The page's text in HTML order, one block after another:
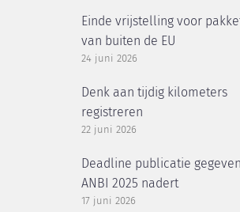
Einde vrijstelling voor
van buiten de EU
24 juni 2026
Denk aan tijdig kilometers
registreren
22 juni 2026
Deadline publicatie
ANBI 2025 nadert
17 juni 2026